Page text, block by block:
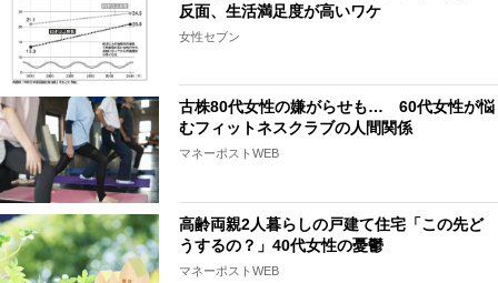
反面、生活満足度が高いワケ
女性セブン
古株80代女性の嫌がらせも… 60代女性が悩
むフィットネスクラブの人間関係
マネーポストWEB
高齢両親2人暮らしの戸建て住宅「この先ど
うするの？」40代女性の憂鬱
マネーポストWEB